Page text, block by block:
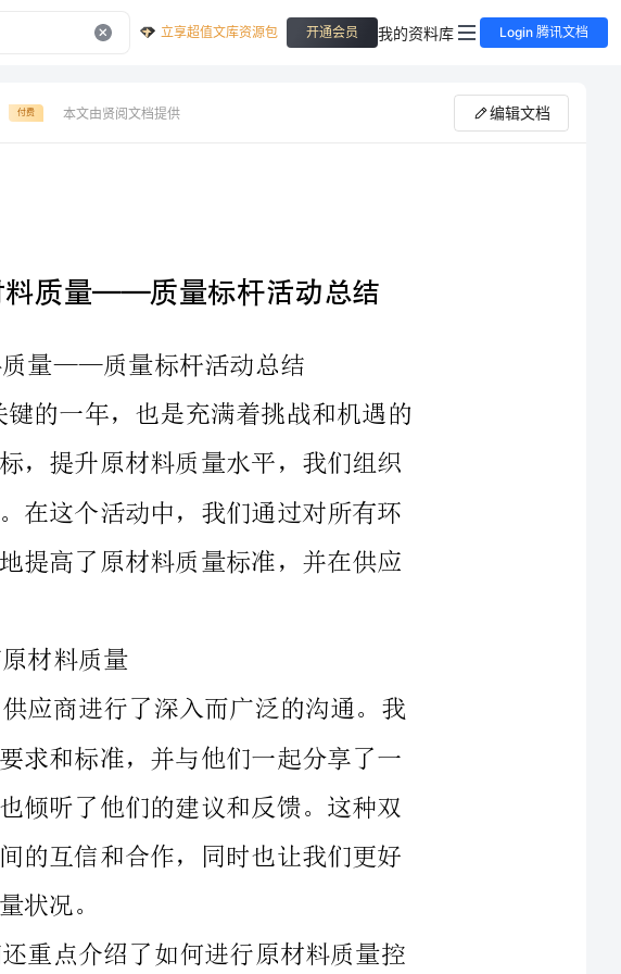
立享超值文库资源包 开通会员 我的资料库 Login 腾讯文档
付费 本文由贤阅文档提供 编辑文档
强化供应商管理提升原材料质量——质量标杆活动总结
一年。为了实现公司质量管理目标，提升原材料质量水平，我们组织
了一次名为“质量标杆”的活动。在这个活动中，我们通过对所有环
节的强化管理和质量控制，成功地提高了原材料质量标准，并在供应
在质量标杆活动中，我们与供应商进行了深入而广泛的沟通。我
在与供应商的沟通中，我们还重点介绍了如何进行原材料质量控
制的方法。我们强调了生产过程中的每个环节都要进行控制和管理，
并给出了一些具体的方法和举措。例如，我们要求供应商开展自我检